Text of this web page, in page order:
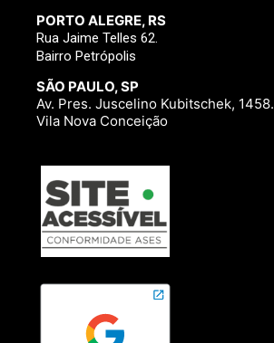
PORTO ALEGRE, RS
Rua Jaime Telles 62.
Bairro Petrópolis
SÃO PAULO, SP
Av. Pres. Juscelino Kubitschek, 1458.
Vila Nova Conceição